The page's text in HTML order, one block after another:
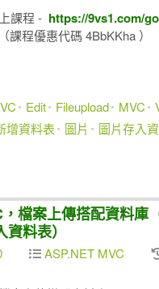
課程 - https://9vs1.com/
（課程優惠代碼 4BbKKha​ ）
Edit Fileupload MVC
增資料表 圖片 圖片存入
檔案上傳搭配資料庫
料表）
ASP.NET MVC